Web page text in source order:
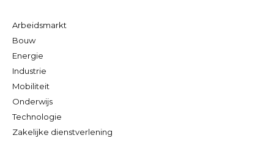
Arbeidsmarkt
Bouw
Energie
Industrie
Mobiliteit
Onderwijs
Technologie
Zakelijke dienstverlening